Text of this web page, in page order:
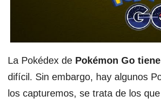
La Pokédex de Pokémon Go
difícil. Sin embargo, hay algunos
los capturemos, se trata de los